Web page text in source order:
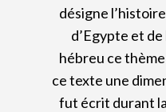
désigne
d’Egypte et
hébreu ce
ce texte une
fut écrit durant